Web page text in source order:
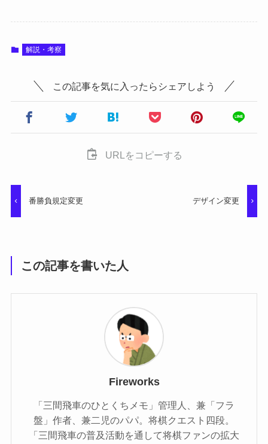
解説・考察
この記事を気に入ったらシェアしよう
URLをコピーする
番勝負規定変更 デザイン変更
この記事を書いた人
Fireworks
「三間飛車のひとくちメモ」管理人、兼「フラ
盤」作者、兼二児のパパ。将棋クエスト四段。
「三間飛車の普及活動を通して将棋ファンの拡大